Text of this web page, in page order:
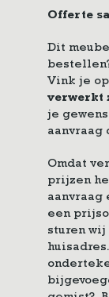
Offerte
Dit
Vink je
verwerkt
je
aanvraag
Omdat
prijzen
aanvraag
een
sturen